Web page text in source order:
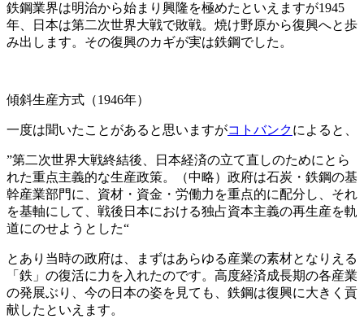
鉄鋼業界は明治から始まり興隆を極めたといえますが1945
年、日本は第二次世界大戦で敗戦。焼け野原から復興へと歩
み出します。その復興のカギが実は鉄鋼でした。
傾斜生産方式（1946年）
一度は聞いたことがあると思いますがコトバンクによると、
”第二次世界大戦終結後、日本経済の立て直しのためにとら
れた重点主義的な生産政策。（中略）政府は石炭・鉄鋼の基
幹産業部門に、資材・資金・労働力を重点的に配分し、それ
を基軸にして、戦後日本における独占資本主義の再生産を軌
道にのせようとした“
とあり当時の政府は、まずはあらゆる産業の素材となりえる
「鉄」の復活に力を入れたのです。高度経済成長期の各産業
の発展ぶり、今の日本の姿を見ても、 鉄鋼は復興に大きく貢
献した といえます。